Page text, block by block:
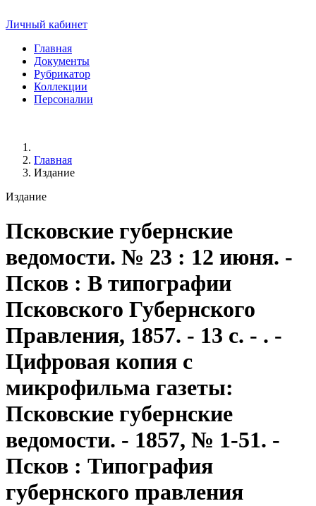
Личный кабинет
Главная
Документы
Рубрикатор
Коллекции
Персоналии
Главная
Издание
Издание
Псковские губернские
ведомости. № 23 : 12 июня. -
Псков : В типографии
Псковского Губернского
Правления, 1857. - 13 с. - . -
Цифровая копия с
микрофильма газеты:
Псковские губернские
ведомости. - 1857, № 1-51. -
Псков : Типография
губернского правления